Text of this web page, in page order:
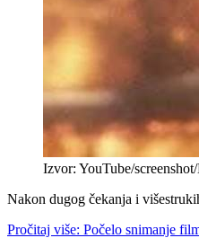
Izvor: YouTube/
Nakon dugog čekanja i
Pročitaj više: Počelo snimanje